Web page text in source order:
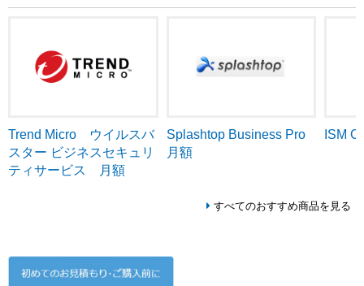
Trend Micro ウイルスバ
スター ビジネスセキュリ
ティサービス 月額
Splashtop Business Pro
月額
ISM
すべてのおすすめ商品を見る